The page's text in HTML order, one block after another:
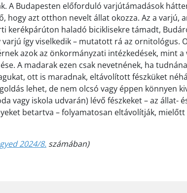
A Budapesten előforduló varjútámadások
hogy azt otthon nevelt állat okozza. Az a varjú,
kerékpárúton haladó biciklisekre támadt,
varjú így viselkedik – mutatott rá az ornitológus.
azok az önkormányzati intézkedések, mint a
A madarak ezen csak nevetnének, ha
ott is maradnak, eltávolított fészküket
lehet, de nem olcsó vagy éppen könnyen
vagy iskola udvarán) lévő fészkeket – az állat-
betartva – folyamatosan eltávolítják, mielőtt
2024/8. számában)